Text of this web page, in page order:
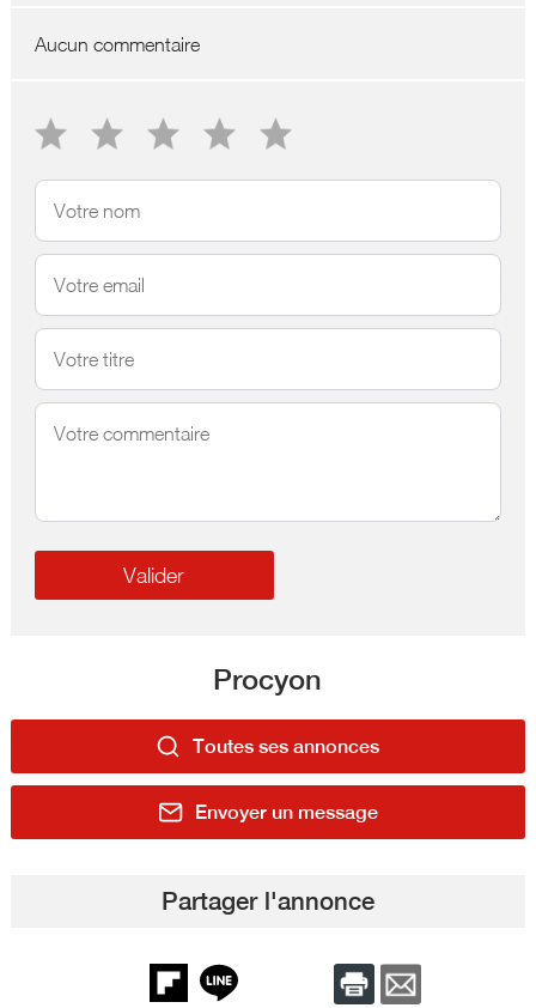
Aucun commentaire
Procyon
Toutes ses annonces
Envoyer un message
Partager l'annonce